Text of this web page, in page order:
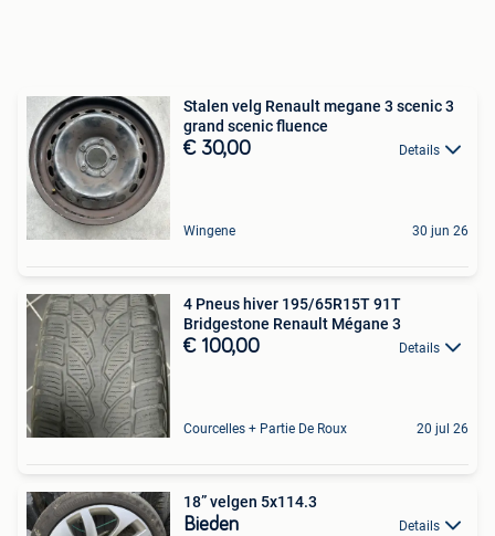
Stalen velg Renault megane 3 scenic 3
grand scenic fluence
€ 30,00 Details
Wingene 30 jun 26
4 Pneus hiver 195/65R15T 91T
Bridgestone Renault Mégane 3
€ 100,00 Details
Courcelles + Partie De Roux 20 jul 26
18” velgen 5x114.3
Bieden Details